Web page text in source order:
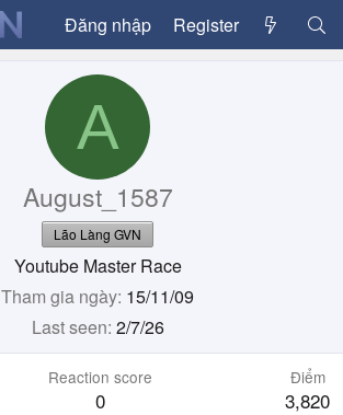
Đăng nhập Register
A
August_1587
Lão Làng GVN
Youtube Master Race
Tham gia ngày 15/11/09
Last seen 2/7/26
Reaction score
0
Điểm
3,820